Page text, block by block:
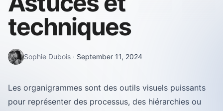
techniques
Sophie Dubois · September 11, 2024
Les organigrammes sont des outils visuels puissants
pour représenter des processus, des hiérarchies ou